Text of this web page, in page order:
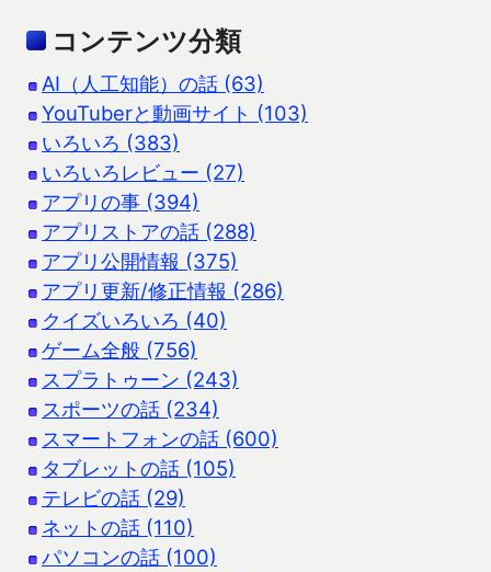
コンテンツ分類
AI（人工知能）の話 (63)
YouTuberと動画サイト (103)
いろいろ (383)
いろいろレビュー (27)
アプリの事 (394)
アプリストアの話 (288)
アプリ公開情報 (375)
アプリ更新/修正情報 (286)
クイズいろいろ (40)
ゲーム全般 (756)
スプラトゥーン (243)
スポーツの話 (234)
スマートフォンの話 (600)
タブレットの話 (105)
テレビの話 (29)
ネットの話 (110)
パソコンの話 (100)